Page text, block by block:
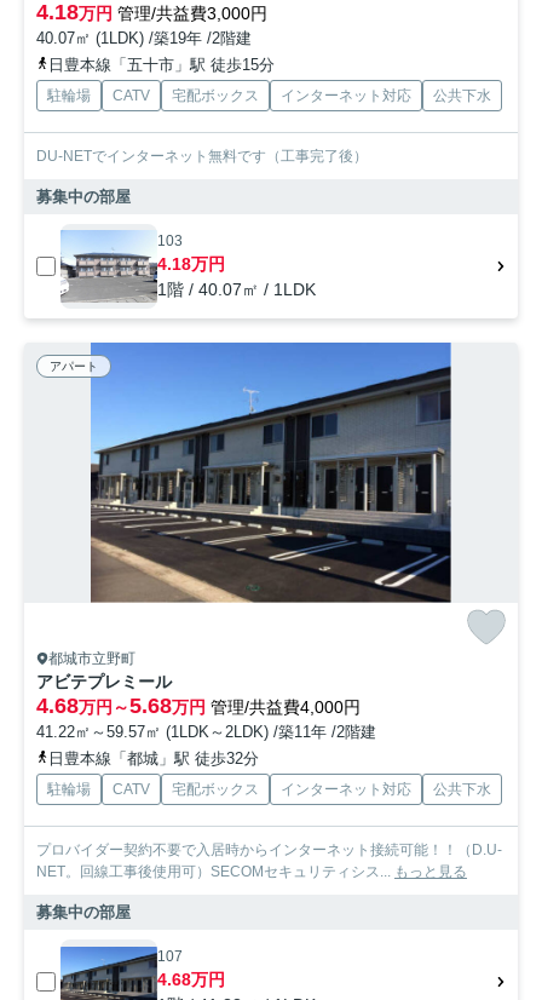
4.18万円 管理/共益費3,000円
40.07㎡ (1LDK) /築19年 /2階建
日豊本線「五十市」駅 徒歩15分
駐輪場 CATV 宅配ボックス インターネット対応 公共下水
DU-NETでインターネット無料です（工事完了後）
募集中の部屋
103
4.18万円
1階 / 40.07㎡ / 1LDK
アパート
都城市立野町
アビテプレミール
4.68万円～5.68万円 管理/共益費4,000円
41.22㎡～59.57㎡ (1LDK～2LDK) /築11年 /2階建
日豊本線「都城」駅 徒歩32分
駐輪場 CATV 宅配ボックス インターネット対応 公共下水
プロバイダー契約不要で入居時からインターネット接続可能！！（D.U-
NET。回線工事後使用可）SECOMセキュリティシス... もっと見る
募集中の部屋
107
4.68万円